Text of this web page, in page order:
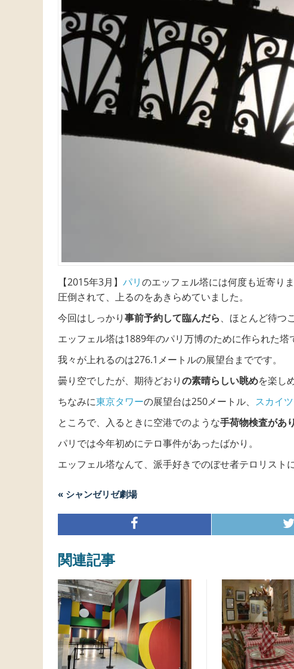
【2015年3月】 パリのエッフェル塔には何度も近寄り
圧倒されて、上るのをあきらめていました。
今回はしっかり事前予約して臨んだら、ほとんど待つ
エッフェル塔は1889年のパリ万博のために作られた塔
我々が上れるのは276.1メートルの展望台までです。
曇り空でしたが、期待どおりの素晴らしい眺めを楽し
ちなみに東京タワーの展望台は250メートル、 スカイ
ところで、入るときに空港でのような手荷物検査があ
パリでは今年初めにテロ事件があったばかり。
エッフェル塔なんて、派手好きでのぼせ者テロリスト
« シャンゼリゼ劇場
関連記事